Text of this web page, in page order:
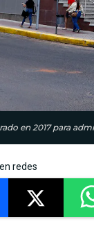
en 2017 para
redes